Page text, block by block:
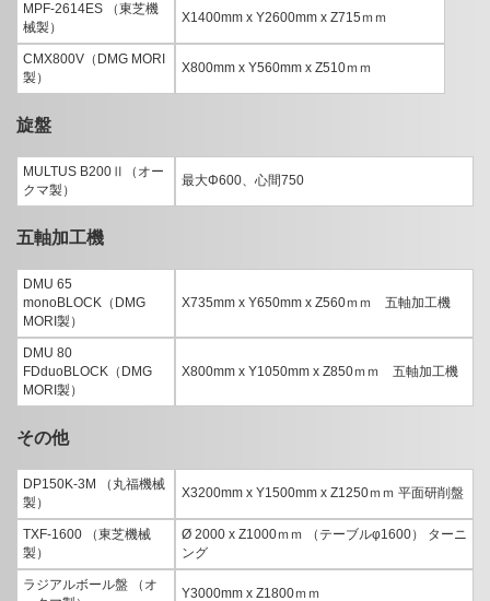
MPF-2614ES （東芝機
械製）
X1400mm x Y2600mm x Z715ｍｍ
CMX800V（DMG MORI
製）
X800mm x Y560mm x Z510ｍｍ
旋盤
MULTUS B200Ⅱ（オー
クマ製）
最大Φ600、心間750
五軸加工機
DMU 65
monoBLOCK（DMG
MORI製）
X735mm x Y650mm x Z560ｍｍ 五軸加工機
DMU 80
FDduoBLOCK（DMG
MORI製）
X800mm x Y1050mm x Z850ｍｍ 五軸加工機
その他
DP150K-3M （丸福機械
製）
X3200mm x Y1500mm x Z1250ｍｍ 平面研削盤
TXF-1600 （東芝機械
製）
Ø 2000 x Z1000ｍｍ （テーブルφ1600） ターニ
ング
ラジアルボール盤 （オ
Y3000mm x Z1800ｍｍ